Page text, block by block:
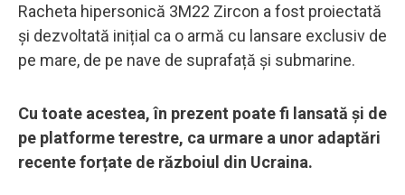
Racheta hipersonică 3M22 Zircon a fost proiectată
și dezvoltată inițial ca o armă cu lansare exclusiv de
pe mare, de pe nave de suprafață și submarine.
Cu toate acestea, în prezent poate fi lansată și de
pe platforme terestre, ca urmare a unor adaptări
recente forțate de războiul din Ucraina.